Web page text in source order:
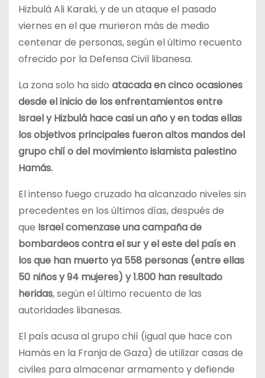
Hizbulá Ali Karaki, y de un ataque el pasado
viernes en el que murieron más de medio
centenar de personas, según el último recuento
ofrecido por la Defensa Civil libanesa.
La zona solo ha sido atacada en cinco ocasiones
desde el inicio de los enfrentamientos entre
Israel y Hizbulá hace casi un año y en todas ellas
los objetivos principales fueron altos mandos del
grupo chií o del movimiento islamista palestino
Hamás.
El intenso fuego cruzado ha alcanzado niveles sin
precedentes en los últimos días, después de
que Israel comenzase una campaña de
bombardeos contra el sur y el este del país en
los que han muerto ya 558 personas (entre ellas
50 niños y 94 mujeres) y 1.800 han resultado
heridas, según el último recuento de las
autoridades libanesas.
El país acusa al grupo chií (igual que hace con
Hamás en la Franja de Gaza) de utilizar casas de
civiles para almacenar armamento y defiende